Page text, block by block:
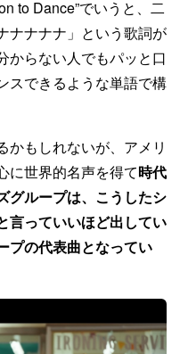
to Dance”でいうと、二
ナナナナ」という歌詞が
からない人でもパッと口
スできるような単語で構
かもしれないが、アメリ
に世界的名声を得て時代
グループは、こうしたシ
言っていいほど出してい
プの代表曲となってい